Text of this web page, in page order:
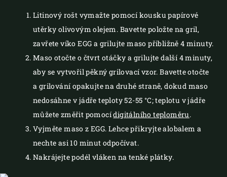
Litinový rošt vymažte pomocí kousku papírové
utěrky olivovým olejem. Bavette položte na gril,
zavřete víko EGG a grilujte maso přibližně 4 minuty.
Maso otočte o čtvrt otáčky a grilujte další 4 minuty,
aby se vytvořil pěkný grilovací vzor. Bavette otočte
a grilování opakujte na druhé straně, dokud maso
nedosáhne v jádře teploty 52-55 °C; teplotu v jádře
můžete změřit pomocídigitálního teploměru.
Vyjměte maso z EGG. Lehce přikryjte alobalem a
nechte asi 10 minut odpočívat.
Nakrájejte podél vláken na tenké plátky.